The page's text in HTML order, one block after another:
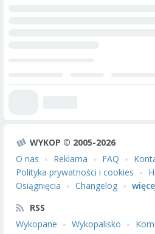
WYKOP © 2005-2026
O nas
Reklama FAQ
Polityka prywatności i cookies
Osiągnięcia
Changelog
RSS
Wykopane
Wykopalisko